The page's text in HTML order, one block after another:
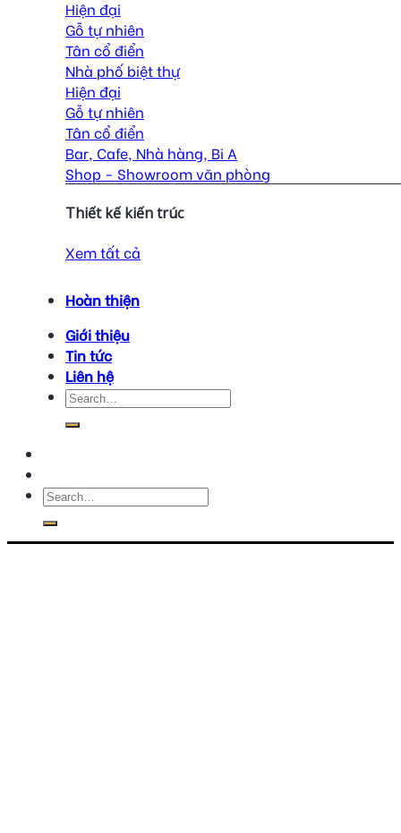
Hiện đại
Gỗ tự nhiên
Tân cổ điển
Nhà phố biệt thự
Hiện đại
Gỗ tự nhiên
Tân cổ điển
Bar, Cafe, Nhà hàng, Bi A
Shop - Showroom văn phòng
Thiết kế kiến trúc
Xem tất cả
Hoàn thiện
Giới thiệu
Tin tức
Liên hệ